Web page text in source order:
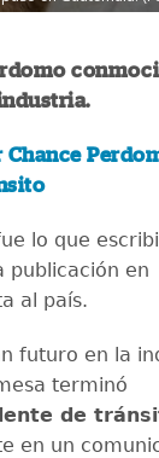
lo que
publicación en
al país.
futuro en la
terminó
de
en un